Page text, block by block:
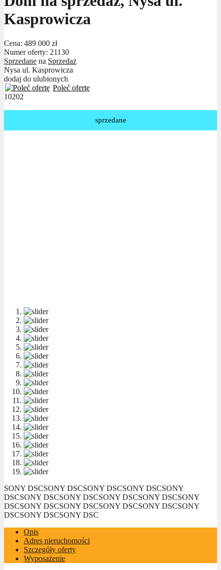
Kasprowicza
Cena: 489 000 zł
Numer oferty: 21130
Sprzedane na Sprzedaż
Nysa ul. Kasprowicza
dodaj do ulubionych
Poleć ofertę
10202
sprzedane
SONY DSCSONY DSCSONY DSCSONY DSCSONY
DSCSONY DSCSONY DSCSONY DSCSONY DSCSONY
DSCSONY DSCSONY DSCSONY DSCSONY DSCSONY
DSCSONY DSCSONY DSC
Opis
Adres nieruchomości
Szczegóły oferty
Wyposażenie